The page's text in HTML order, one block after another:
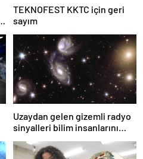
TEKNOFEST KKTC için geri
sayım
Uzaydan gelen gizemli radyo
sinyalleri bilim insanlarını